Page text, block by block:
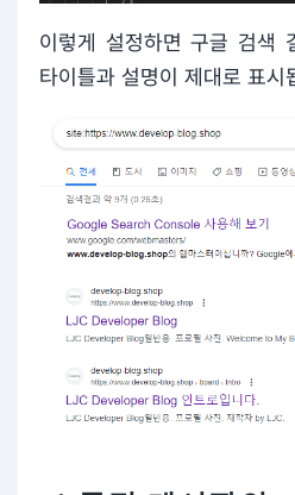
이렇게 설정하면 구글 검색
타이틀과 설명이 제대로 표시